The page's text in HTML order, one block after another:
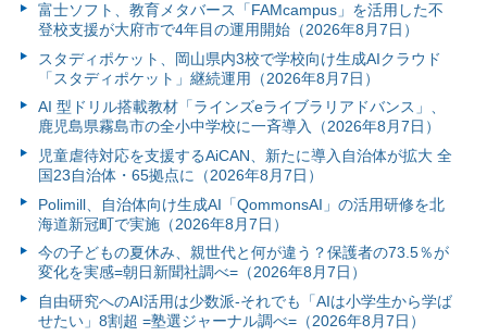
富⼠ソフト、教育メタバース「FAMcampus」を活用した不
登校支援が大府市で4年目の運用開始（2026年8月7日）
スタディポケット、岡山県内3校で学校向け生成AIクラウド
「スタディポケット」継続運用（2026年8月7日）
AI 型ドリル搭載教材「ラインズeライブラリアドバンス」、
鹿児島県霧島市の全小中学校に一斉導入（2026年8月7日）
児童虐待対応を支援するAiCAN、新たに導入自治体が拡大 全
国23自治体・65拠点に（2026年8月7日）
Polimill、自治体向け生成AI「QommonsAI」の活用研修を北
海道新冠町で実施（2026年8月7日）
今の子どもの夏休み、親世代と何が違う？保護者の73.5％が
変化を実感=朝日新聞社調べ=（2026年8月7日）
自由研究へのAI活用は少数派-それでも「AIは小学生から学ば
せたい」8割超 =塾選ジャーナル調べ=（2026年8月7日）